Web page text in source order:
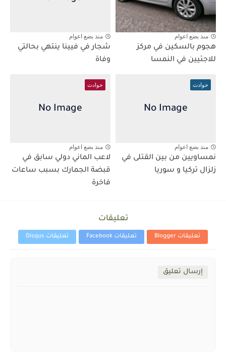
منذ بضع اعوام
هجوم بالسكين في مركز
للاجئيين في النمسا
منذ بضع اعوام
شجار في فيينا ينتهي بحالتي
وفاة
حوادث
منذ بضع اعوام
نمساويين من بين القتلى في
زلزال تركيا و سوريا
حوادث
منذ بضع اعوام
لاعب الماني دولي سابق في
قبضة الجمارك بسبب ساعات
فاخرة
تعليقات
تعليقات Blogger تعليقات Facebook تعليقات Disqus
إرسال تعليق